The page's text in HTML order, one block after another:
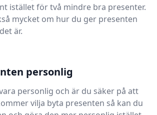
istället för två mindre bra presenter.
mycket om hur du ger presenten
är.
personlig
personlig och är du säker på att
vilja byta presenten så kan du